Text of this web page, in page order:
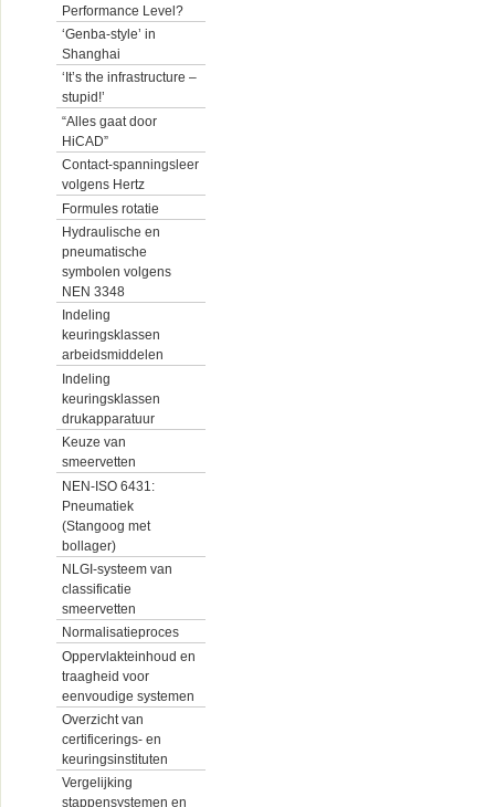
Performance Level?
‘Genba-style’ in
Shanghai
‘It’s the infrastructure –
stupid!’
“Alles gaat door
HiCAD”
Contact-spanningsleer
volgens Hertz
Formules rotatie
Hydraulische en
pneumatische
symbolen volgens
NEN 3348
Indeling
keuringsklassen
arbeidsmiddelen
Indeling
keuringsklassen
drukapparatuur
Keuze van
smeervetten
NEN-ISO 6431:
Pneumatiek
(Stangoog met
bollager)
NLGI-systeem van
classificatie
smeervetten
Normalisatieproces
Oppervlakteinhoud en
traagheid voor
eenvoudige systemen
Overzicht van
certificerings- en
keuringsinstituten
Vergelijking
stappensystemen en